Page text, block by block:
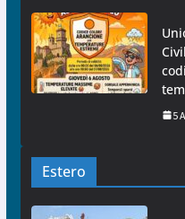
5
Estero